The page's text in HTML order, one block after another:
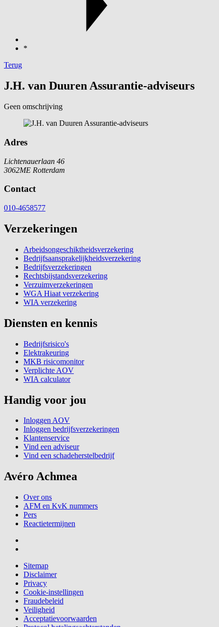
*
Terug
J.H. van Duuren Assurantie-adviseurs
Geen omschrijving
Adres
Lichtenauerlaan 46
3062ME Rotterdam
Contact
010-4658577
Verzekeringen
Arbeidsongeschiktheidsverzekering
Bedrijfsaansprakelijkheidsverzekering
Bedrijfsverzekeringen
Rechtsbijstandsverzekering
Verzuimverzekeringen
WGA Hiaat verzekering
WIA verzekering
Diensten en kennis
Bedrijfsrisico's
Elektrakeuring
MKB risicomonitor
Verplichte AOV
WIA calculator
Handig voor jou
Inloggen AOV
Inloggen bedrijfsverzekeringen
Klantenservice
Vind een adviseur
Vind een schadeherstelbedrijf
Avéro Achmea
Over ons
AFM en KvK nummers
Pers
Reactietermijnen
Sitemap
Disclaimer
Privacy
Cookie-instellingen
Fraudebeleid
Veiligheid
Acceptatievoorwaarden